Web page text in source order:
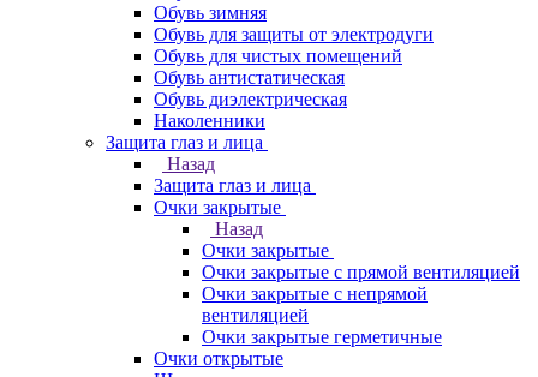
Обувь зимняя
Обувь для защиты от электродуги
Обувь для чистых помещений
Обувь антистатическая
Обувь диэлектрическая
Наколенники
Защита глаз и лица
Назад
Защита глаз и лица
Очки закрытые
Назад
Очки закрытые
Очки закрытые с прямой вентиляцией
Очки закрытые с непрямой
вентиляцией
Очки закрытые герметичные
Очки открытые